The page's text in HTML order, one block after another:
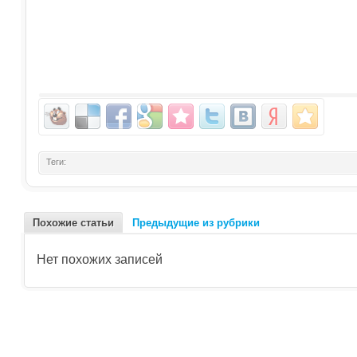
Теги:
Похожие статьи Предыдущие из рубрики
Нет похожих записей